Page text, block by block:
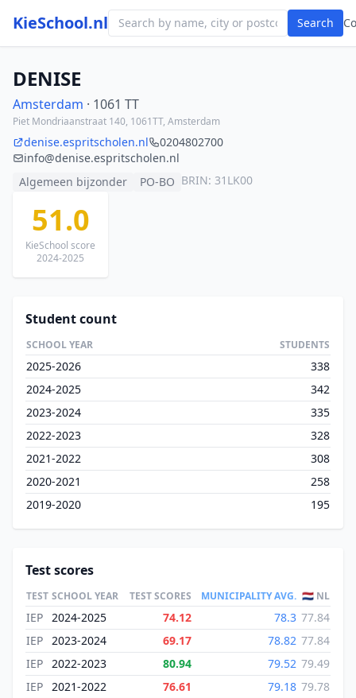
KieSchool.nl Search
DENISE
Amsterdam · 1061 TT
Piet Mondriaanstraat 140, 1061TT, Amsterdam
denise.espritscholen.nl
0204802700
info@denise.espritscholen.nl
Algemeen bijzonder
PO-BO BRIN: 31LK00
51.0
KieSchool score
2024-2025
Student count
SCHOOL YEAR STUDENTS
2025-2026
338
2024-2025
342
2023-2024
335
2022-2023
328
2021-2022
308
2020-2021
258
2019-2020
195
Test scores
TEST SCHOOL YEAR TEST SCORES MUNICIPALITY AVG. 🇳🇱 NL
IEP 2024-2025 74.12 78.3 77.84
IEP 2023-2024 69.17 78.82 77.84
IEP 2022-2023 80.94 79.52 79.49
IEP 2021-2022 76.61 79.18 79.78